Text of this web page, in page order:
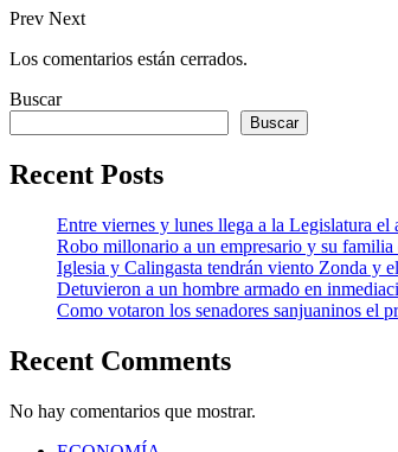
Prev Next
Los comentarios están cerrados.
Buscar
Buscar
Recent Posts
Entre viernes y lunes llega a la Legislatura
Robo millonario a un empresario y su
Iglesia y Calingasta tendrán viento Zonda y
Detuvieron a un hombre armado en
Como votaron los senadores sanjuaninos el
Recent Comments
No hay comentarios que mostrar.